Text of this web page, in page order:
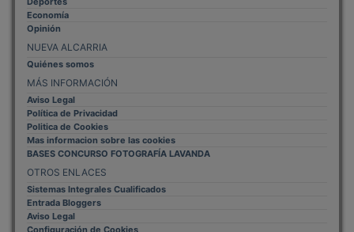
Economía
Opinión
NUEVA ALCARRIA
Quiénes somos
MÁS INFORMACIÓN
Aviso Legal
Política de Privacidad
Politica de Cookies
Mas informacion sobre las cookies
BASES CONCURSO FOTOGRAFÍA LAVANDA
OTROS ENLACES
Sistemas Integrales Cualificados
Entrada Bloggers
Aviso Legal
Configuración de Cookies